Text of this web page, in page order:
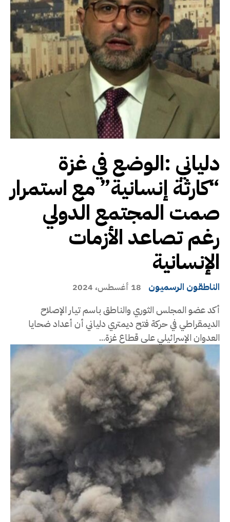
دلياني :الوضع في غزة
“كارثة إنسانية” مع استمرار
صمت المجتمع الدولي
رغم تصاعد الأزمات
الإنسانية
الناطقون الرسميون 18 أغسطس، 2024
أكد عضو المجلس الثوري والناطق باسم تيار الإصلاح
الديمقراطي في حركة فتح ديمتري دلياني أن أعداد ضحايا
العدوان الإسرائيلي على قطاع غزة...